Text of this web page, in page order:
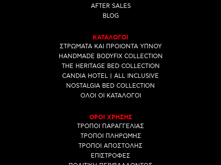
AFTER SALES
BLOG
ΚΑΤΑΛΟΓΟΙ
ΣΤΡΩΜΑΤΑ ΚΑΙ ΠΡΟΙΟΝΤΑ ΥΠΝΟΥ
HANDMADE BODYFIX COLLECTION
THE HERITAGE BED COLLECTION
CANDIA HOTEL | ALL INCLUSIVE
NOSTALGIA BED COLLECTION
ΟΛΟΙ ΟΙ ΚΑΤΑΛΟΓΟΙ
ΟΡΟΙ ΧΡΗΣΗΣ
ΤΡΟΠΟΙ ΠΑΡΑΓΓΕΛΙΑΣ
ΤΡΟΠΟΙ ΠΛΗΡΩΜΗΣ
ΤΡΟΠΟΙ ΑΠΟΣΤΟΛΗΣ
ΕΠΙΣΤΡΟΦΕΣ